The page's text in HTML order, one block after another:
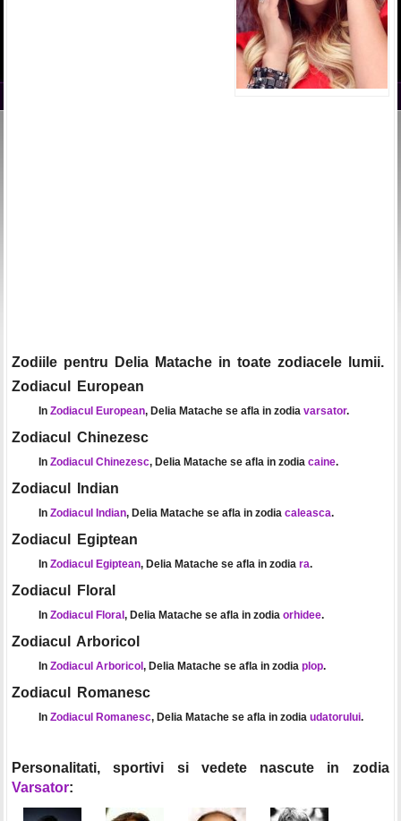
Zodiile pentru Delia Matache in toate zodiacele lumii.
Zodiacul European
In Zodiacul European, Delia Matache se afla in zodia varsator.
Zodiacul Chinezesc
In Zodiacul Chinezesc, Delia Matache se afla in zodia caine.
Zodiacul Indian
In Zodiacul Indian, Delia Matache se afla in zodia caleasca.
Zodiacul Egiptean
In Zodiacul Egiptean, Delia Matache se afla in zodia ra.
Zodiacul Floral
In Zodiacul Floral , Delia Matache se afla in zodia orhidee.
Zodiacul Arboricol
In Zodiacul Arboricol , Delia Matache se afla in zodia plop.
Zodiacul Romanesc
In Zodiacul Romanesc, Delia Matache se afla in zodia udatorului.
Personalitati, sportivi si vedete nascute in zodia
Varsator: